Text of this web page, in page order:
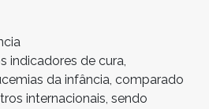
indicadores de cura,
da infância, comparado
internacionais, sendo